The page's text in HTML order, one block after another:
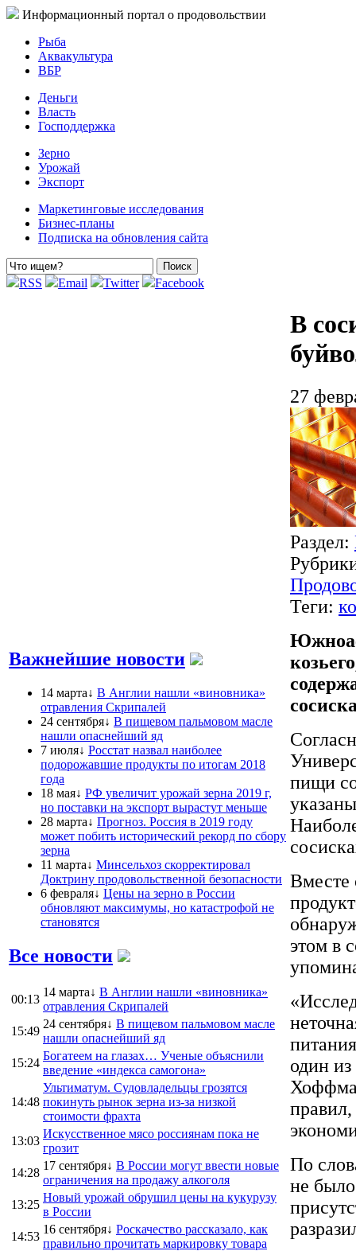
Информационный портал о продовольствии
Рыба
Аквакультура
ВБР
Деньги
Власть
Господдержка
Зерно
Урожай
Экспорт
Маркетинговые исследования
Бизнес-планы
Подписка на обновления сайта
RSS Email Twitter Facebook
Важнейшие новости
14 марта↓ В Англии нашли «виновника»
отравления Скрипалей
24 сентября↓ В пищевом пальмовом масле
нашли опаснейший яд
7 июля↓ Росстат назвал наиболее
подорожавшие продукты по итогам 2018
года
18 мая↓ РФ увеличит урожай зерна 2019 г,
но поставки на экспорт вырастут меньше
28 марта↓ Прогноз. Россия в 2019 году
может побить исторический рекорд по сбору
зерна
11 марта↓ Минсельхоз скорректировал
Доктрину продовольственной безопасности
6 февраля↓ Цены на зерно в России
обновляют максимумы, но катастрофой не
становятся
Все новости
00:13
14 марта↓ В Англии нашли «виновника»
отравления Скрипалей
15:49
24 сентября↓ В пищевом пальмовом масле
нашли опаснейший яд
15:24
Богатеем на глазах… Ученые объяснили
введение «индекса самогона»
14:48
Ультиматум. Судовладельцы грозятся
покинуть рынок зерна из-за низкой
стоимости фрахта
13:03
Искусственное мясо россиянам пока не
грозит
14:28
17 сентября↓ В России могут ввести новые
ограничения на продажу алкоголя
13:25
Новый урожай обрушил цены на кукурузу
в России
14:53
16 сентября↓ Роскачество рассказало, как
правильно прочитать маркировку товара
В
27
Раздел:
Теги:
пищи
Вместе
этом в
один
По
не